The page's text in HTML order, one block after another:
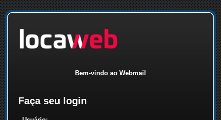
Bem-vindo ao Webmail
Faça seu login